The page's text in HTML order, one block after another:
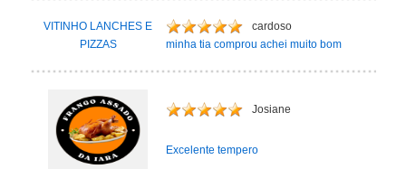
VITINHO LANCHES E
PIZZAS
cardoso
minha tia comprou achei muito bom
Josiane
Excelente tempero